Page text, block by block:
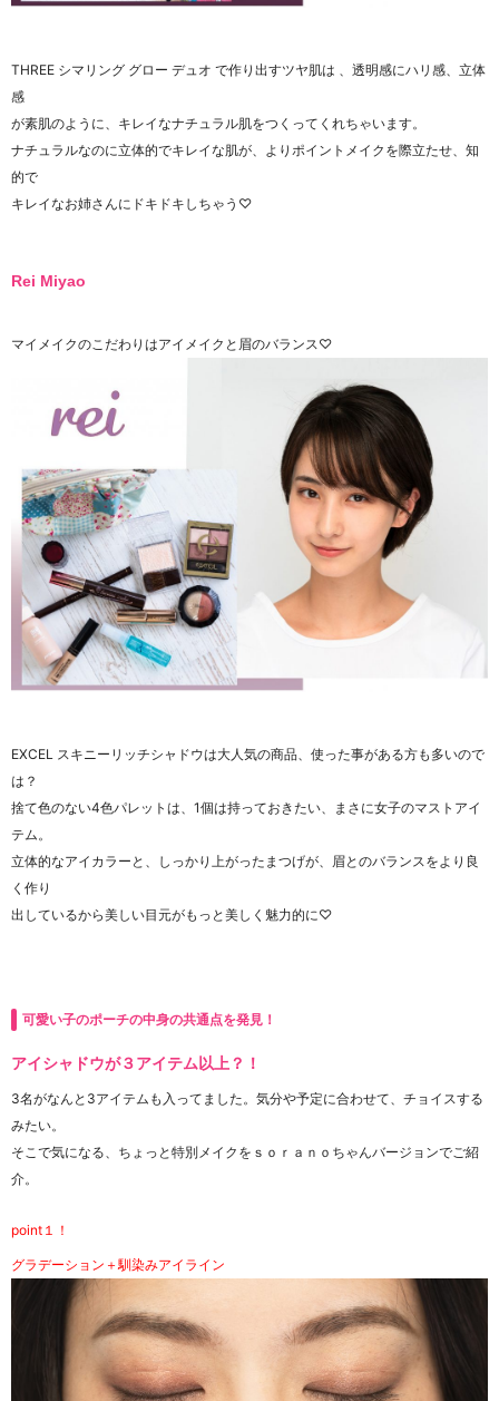
THREE シマリング グロー デュオ で作り出すツヤ肌は 、透明感にハリ感、立体
感
が素肌のように、キレイなナチュラル肌をつくってくれちゃいます。
ナチュラルなのに立体的でキレイな肌が、よりポイントメイクを際立たせ、知
的で
キレイなお姉さんにドキドキしちゃう♡
Rei Miyao
マイメイクのこだわりはアイメイクと眉のバランス♡
EXCEL スキニーリッチシャドウは大人気の商品、使った事がある方も多いので
は？
捨て色のない4色パレットは、1個は持っておきたい、まさに女子のマストアイ
テム。
立体的なアイカラーと、しっかり上がったまつげが、眉とのバランスをより良
く作り
出しているから美しい目元がもっと美しく魅力的に♡
可愛い子のポーチの中身の共通点を発見！
アイシャドウが３アイテム以上？！
3名がなんと3アイテムも入ってました。気分や予定に合わせて、チョイスする
みたい。
そこで気になる、ちょっと特別メイクをｓｏｒａｎｏちゃんバージョンでご紹
介。
point１！
グラデーション＋馴染みアイライン